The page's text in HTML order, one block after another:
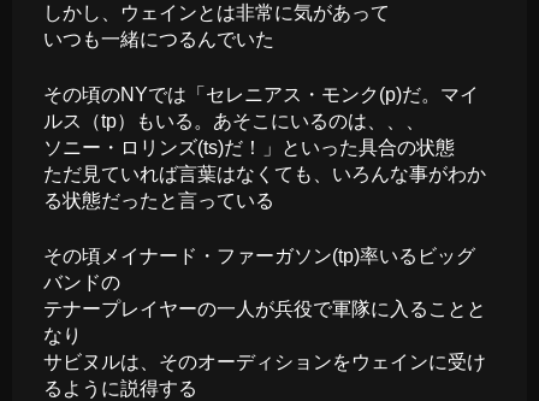
しかし、ウェインとは非常に気があって
いつも一緒につるんでいた
その頃のNYでは「セレニアス・モンク(p)だ。マイ
ルス（tp）もいる。あそこにいるのは、、、
ソニー・ロリンズ(ts)だ！」といった具合の状態
ただ見ていれば言葉はなくても、いろんな事がわか
る状態だったと言っている
その頃メイナード・ファーガソン(tp)率いるビッグ
バンドの
テナープレイヤーの一人が兵役で軍隊に入ることと
なり
サビヌルは、そのオーディションをウェインに受け
るように説得する